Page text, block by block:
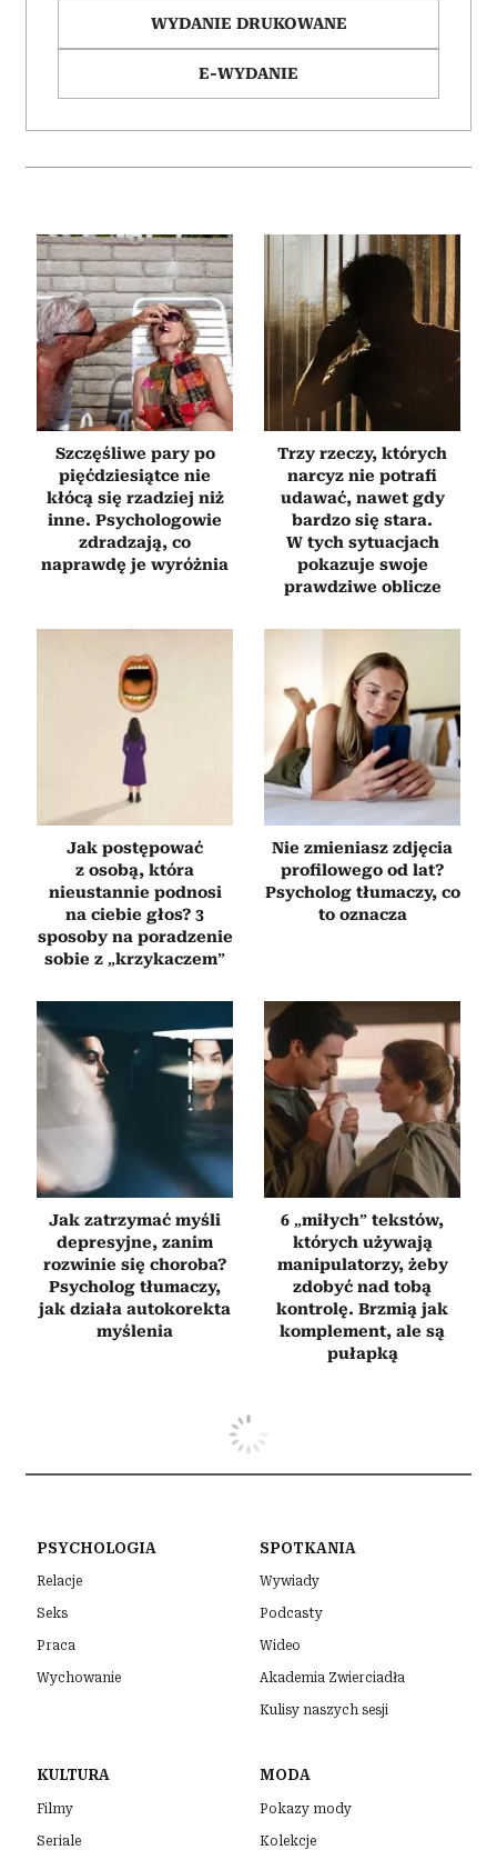
WYDANIE DRUKOWANE
E-WYDANIE
Szczęśliwe pary po
pięćdziesiątce nie
kłócą się rzadziej niż
inne. Psychologowie
zdradzają, co
naprawdę je wyróżnia
Trzy rzeczy, których
narcyz nie potrafi
udawać, nawet gdy
bardzo się stara.
W tych sytuacjach
pokazuje swoje
prawdziwe oblicze
Jak postępować
z osobą, która
nieustannie podnosi
na ciebie głos? 3
sposoby na poradzenie
sobie z „krzykaczem”
Nie zmieniasz zdjęcia
profilowego od lat?
Psycholog tłumaczy, co
to oznacza
Jak zatrzymać myśli
depresyjne, zanim
rozwinie się choroba?
Psycholog tłumaczy,
jak działa autokorekta
myślenia
6 „miłych” tekstów,
których używają
manipulatorzy, żeby
zdobyć nad tobą
kontrolę. Brzmią jak
komplement, ale są
pułapką
PSYCHOLOGIA
Relacje
Seks
Praca
Wychowanie
SPOTKANIA
Wywiady
Podcasty
Wideo
Akademia Zwierciadła
Kulisy naszych sesji
KULTURA
Filmy
Seriale
MODA
Pokazy mody
Kolekcje